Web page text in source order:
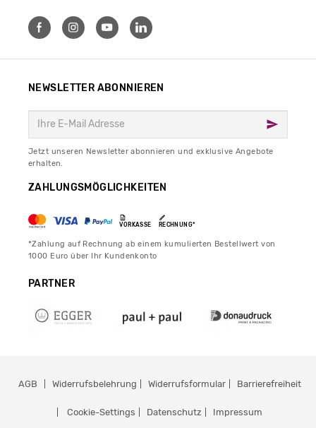
NEWSLETTER ABONNIEREN
Jetzt unseren Newsletter abonnieren und exklusive Angebote
erhalten.
ZAHLUNGSMÖGLICHKEITEN
VORKASSE RECHNUNG*
*Zahlung auf Rechnung ab einem kumulierten Bestellwert von
1000 Euro über Ihr Kundenkonto
PARTNER
AGB Widerrufsbelehrung Widerrufsformular Barrierefreiheit
Cookie-Settings Datenschutz Impressum